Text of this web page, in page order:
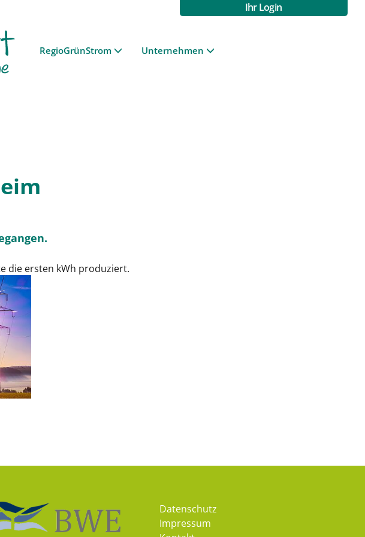
Ihr Login
RegioGrünStrom Unternehmen
die ersten kWh produziert.
Datenschutz
Impressum